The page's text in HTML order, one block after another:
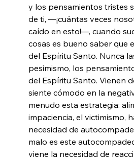
y los pensamientos tristes
de ti, —¡cuántas veces
caído en esto!—, cuando
cosas es bueno saber que
del Espíritu Santo. Nunca
pesimismo, los
del Espíritu Santo. Vienen
siente cómodo en la
menudo esta estrategia:
impaciencia, el victimismo,
necesidad de
malo es este
viene la necesidad de